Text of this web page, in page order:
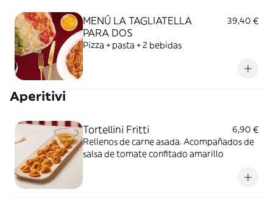
MENÚ LA TAGLIATELLA
PARA DOS
39,40 €
Pizza + pasta + 2 bebidas
Aperitivi
Tortellini Fritti
6,90 €
Rellenos de carne asada. Acompañados de
salsa de tomate confitado amarillo